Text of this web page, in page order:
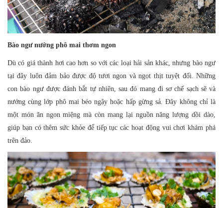
Bào ngư nướng phô mai thơm ngon
Dù có giá thành hơi cao hơn so với các loại hải sản khác, nhưng bào ngư
tại đây luôn đảm bảo được độ tươi ngon và ngọt thịt tuyệt đối. Những
con bào ngư được đánh bắt tự nhiên, sau đó mang đi sơ chế sạch sẽ và
nướng cùng lớp phô mai béo ngậy hoặc hấp gừng sả. Đây không chỉ là
một món ăn ngon miệng mà còn mang lại nguồn năng lượng dồi dào,
giúp bạn có thêm sức khỏe để tiếp tục các hoạt động vui chơi khám phá
trên đảo.